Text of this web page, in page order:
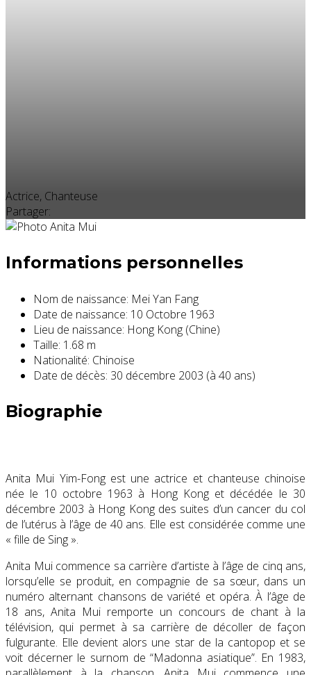
Actrice, Chanteuse
Partager:
Informations personnelles
Nom de naissance: Mei Yan Fang
Date de naissance: 10 Octobre 1963
Lieu de naissance: Hong Kong (Chine)
Taille: 1.68 m
Nationalité: Chinoise
Date de décès: 30 décembre 2003 (à 40 ans)
Biographie
Anita Mui Yim-Fong est une actrice et chanteuse chinoise
née le 10 octobre 1963 à Hong Kong et décédée le 30
décembre 2003 à Hong Kong des suites d’un cancer du col
de l’utérus à l’âge de 40 ans. Elle est considérée comme une
« fille de Sing ».
Anita Mui commence sa carrière d’artiste à l’âge de cinq ans,
lorsqu’elle se produit, en compagnie de sa sœur, dans un
numéro alternant chansons de variété et opéra. À l’âge de
18 ans, Anita Mui remporte un concours de chant à la
télévision, qui permet à sa carrière de décoller de façon
fulgurante. Elle devient alors une star de la cantopop et se
voit décerner le surnom de “Madonna asiatique”. En 1983,